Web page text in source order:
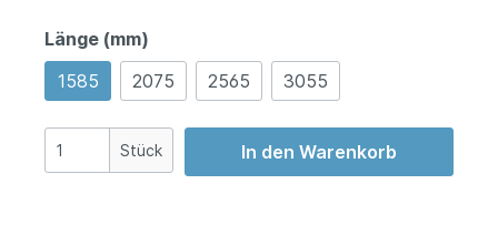
Länge (mm)
1585
2075 2565 3055
Stück In den Warenkorb